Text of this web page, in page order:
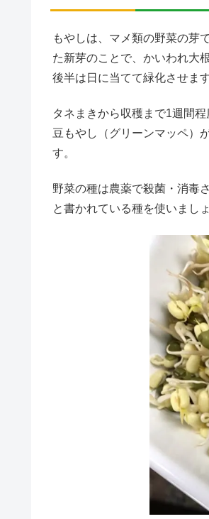
もやしは、マメ類の野菜の芽
た新芽のことで、かいわれ大
後半は日に当てて緑化させま
タネまきから収穫まで1週間
豆もやし（グリーンマッペ）
す。
野菜の種は農薬で殺菌・消毒
と書かれている種を使いましょ